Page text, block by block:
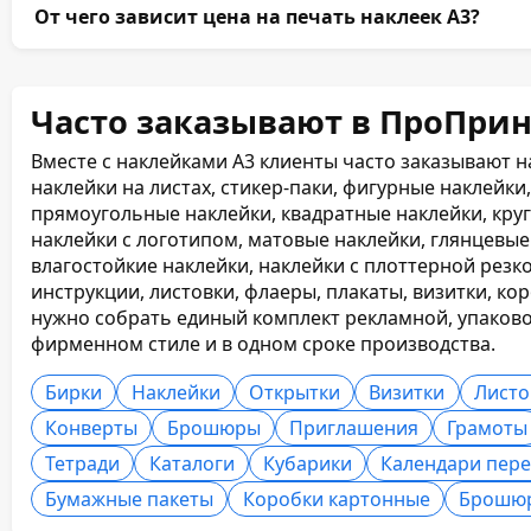
Принимаем PDF, AI, CDR и TIFF. Цветовая модель
От чего зависит цена на печать наклеек А3?
ламинации, УФ-лака, тиснения фольгой,
срочности изготовления.
Часто заказывают в
Вместе с наклейками А3 клиенты часто заказывают
наклейки на листах, стикер-паки, фигурные
прямоугольные наклейки, квадратные наклейки,
наклейки с логотипом, матовые наклейки,
влагостойкие наклейки, наклейки с плоттерной
инструкции, листовки, флаеры, плакаты, визитки,
нужно собрать единый комплект рекламной,
фирменном стиле и в одном сроке производства.
Бирки
Наклейки Открытки Визитки
Конверты
Брошюры Приглашения
Грамоты
Тетради
Каталоги Кубарики
Календари
Бумажные пакеты
Коробки картонные